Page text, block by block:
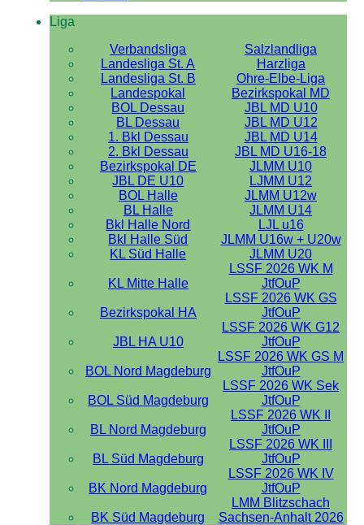
Liga
Verbandsliga
Salzlandliga
Landesliga St. A
Harzliga
Landesliga St. B
Ohre-Elbe-Liga
Landespokal
Bezirkspokal MD
BOL Dessau
JBL MD U10
BL Dessau
JBL MD U12
1. Bkl Dessau
JBL MD U14
2. Bkl Dessau
JBL MD U16-18
Bezirkspokal DE
JLMM U10
JBL DE U10
LJMM U12
BOL Halle
JLMM U12w
BL Halle
JLMM U14
Bkl Halle Nord
LJL u16
Bkl Halle Süd
JLMM U16w + U20w
KL Süd Halle
JLMM U20
KL Mitte Halle
LSSF 2026 WK M
JtfOuP
Bezirkspokal HA
LSSF 2026 WK GS
JtfOuP
JBL HA U10
LSSF 2026 WK G12
JtfOuP
BOL Nord Magdeburg
LSSF 2026 WK GS M
JtfOuP
BOL Süd Magdeburg
LSSF 2026 WK Sek
JtfOuP
BL Nord Magdeburg
LSSF 2026 WK II
JtfOuP
BL Süd Magdeburg
LSSF 2026 WK III
JtfOuP
BK Nord Magdeburg
LSSF 2026 WK IV
JtfOuP
BK Süd Magdeburg
LMM Blitzschach
Sachsen-Anhalt 2026